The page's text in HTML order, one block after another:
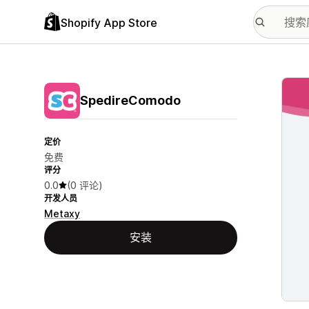
Shopify App Store
SpedireComodo
定价
免费
评分
0.0 (0 评论)
开发人员
Metaxy
安装
配图